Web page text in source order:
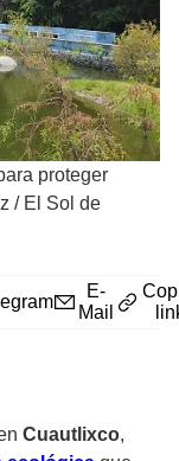
proteger
/ El Sol de
E-
Mail
Cuautlixco,